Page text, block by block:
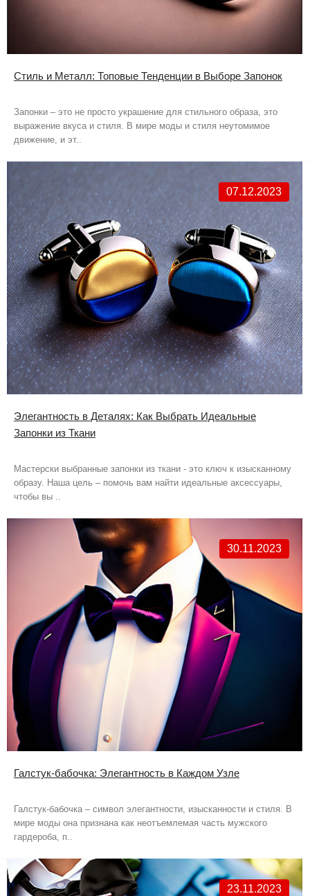
Стиль и Металл: Топовые Тенденции в Выборе Запонок
Запонки – это не просто украшение для стильного образа, это
выражение вкуса и стиля. В мире моды и стиля неутомимое
движение, и эт..
07.12.2023
Элегантность в Деталях: Как Выбрать Идеальные
Запонки из Ткани
Мастерски выбранные запонки из ткани - это ключ к изысканному
образу. Наша цель – помочь вам найти идеальные аксессуары,
чтобы вы ..
30.11.2023
Галстук-бабочка: Элегантность в Каждом Узле
Галстук-бабочка – символ элегантности, изысканности и стиля. В
мире моды она признана как неотъемлемая часть мужского
гардероба, п..
23.11.2023